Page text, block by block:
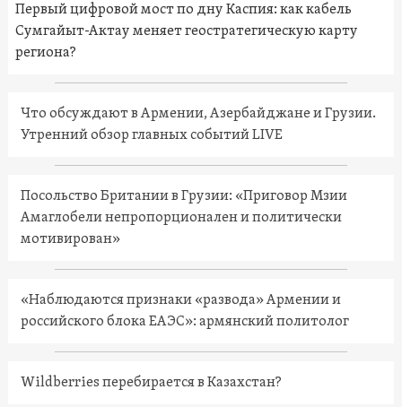
Первый цифровой мост по дну Каспия: как кабель
Сумгайыт-Актау меняет геостратегическую карту
региона?
Что обсуждают в Армении, Азербайджане и Грузии.
Утренний обзор главных событий LIVE
Посольство Британии в Грузии: «Приговор Мзии
Амаглобели непропорционален и политически
мотивирован»
«Наблюдаются признаки «развода» Армении и
российского блока ЕАЭС»: армянский политолог
Wildberries перебирается в Казахстан?